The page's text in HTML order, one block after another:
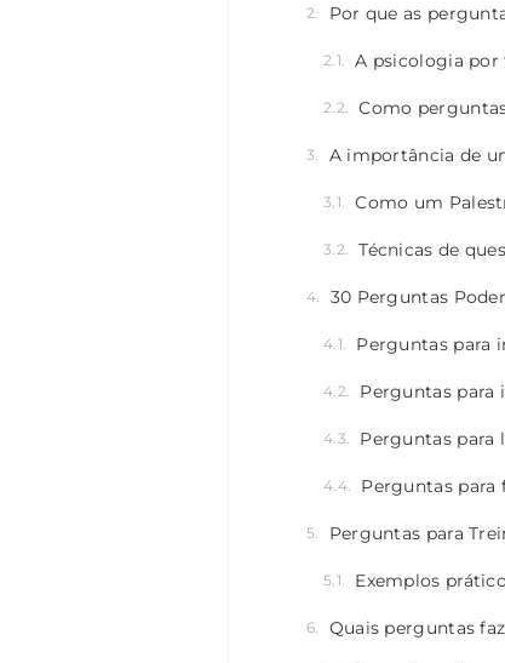
Por que as
A psicologia por
Como
A importância de
Como um
Técnicas de
30 Perguntas
Perguntas para
Perguntas para
Perguntas para
Perguntas para
Perguntas para
Exemplos
Quais perguntas